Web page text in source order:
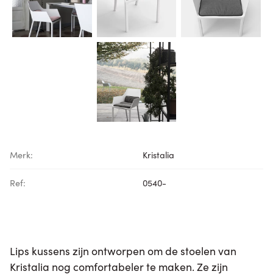
Merk: Kristalia
Ref: 0540-
Lips kussens zijn ontworpen om de stoelen van
Kristalia nog comfortabeler te maken. Ze zijn